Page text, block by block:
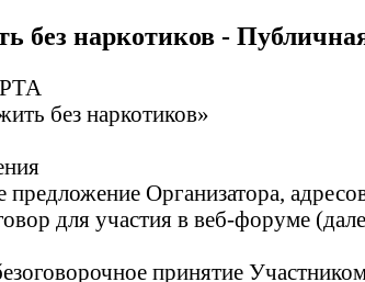
без наркотиков -
без наркотиков»
предложение Организатора,
для участия в веб-форуме
принятие